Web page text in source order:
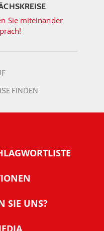
Sie miteinander
FINDEN
SIE UNS?